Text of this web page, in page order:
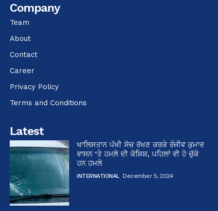
Company
Team
About
Contact
Career
Privacy Policy
Terms and Conditions
Latest
ਖਾਲਿਸਤਾਨ ਪੱਖੀ ਸੋਚ ਰੱਖਣ ਕਰਕੇ ਰੰਜੀਵ ਕੁਮਾਰ
ਵਾਸਨ ‘ਤੇ ਹਮਲੇ ਦੀ ਕੋਸ਼ਿਸ਼, ਪਹਿਲਾਂ ਵੀ ਹੋ ਚੁੱਕੇ
ਹਨ ਹਮਲੇ
INTERNATIONAL December 5, 2024